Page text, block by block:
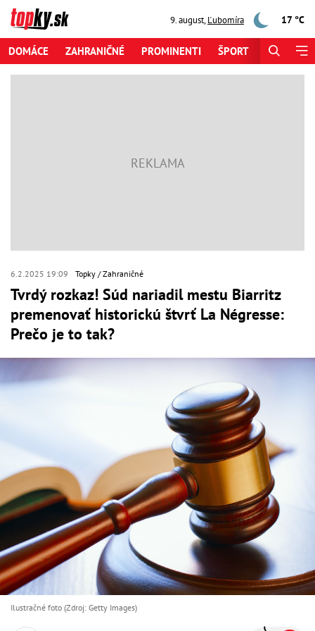
9. august,Ľubomíra 17 °C
DOMÁCE ZAHRANIČNÉ PROMINENTI ŠPORT
6.2.2025 19:09 Topky Zahraničné
Tvrdý rozkaz! Súd nariadil mestu Biarritz
premenovať historickú štvrť La Négresse:
Prečo je to tak?
Ilustračné foto (Zdroj: Getty Images)